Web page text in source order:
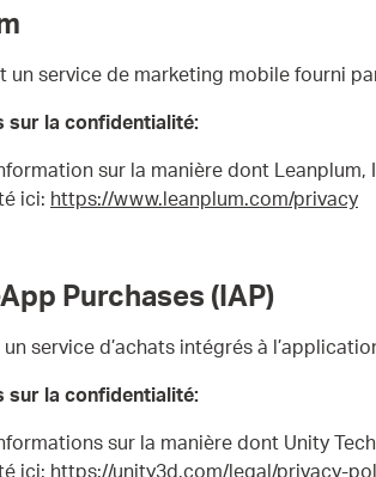
un service de marketing mobile fourni
sur la confidentialité:
sur la manière dont
ici: https://www.leanplum.com/privacy
Purchases (IAP)
un service d’achats intégrés à
sur la confidentialité:
sur la manière dont Unity
ici: https://unity3d.com/legal/privacy-